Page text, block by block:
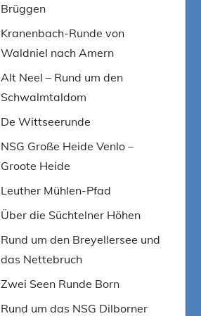
Brüggen
Kranenbach-Runde von
Waldniel nach Amern
Alt Neel – Rund um den
Schwalmtaldom
De Wittseerunde
NSG Große Heide Venlo –
Groote Heide
Leuther Mühlen-Pfad
Über die Süchtelner Höhen
Rund um den Breyellersee und
das Nettebruch
Zwei Seen Runde Born
Rund um das NSG Dilborner